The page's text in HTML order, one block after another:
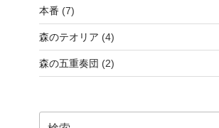
本番 (7)
森のテオリア (4)
森の五重奏団 (2)